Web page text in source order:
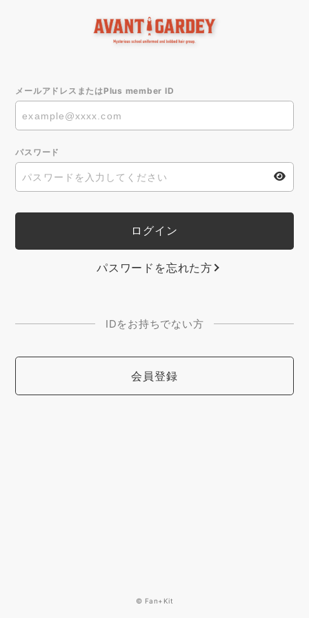
メールアドレスまたはPlus member ID
パスワード
パスワードを忘れた方
IDをお持ちでない方
会員登録
© Fan+Kit